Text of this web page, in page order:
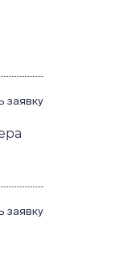
заявку
заявку